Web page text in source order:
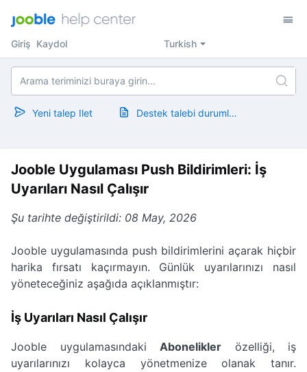
Turkish
Giriş Kaydol
Yeni talep Ilet Destek talebi durumlarını göster
Jooble Uygulaması Push Bildirimleri: İş
Uyarıları Nasıl Çalışır
Şu tarihte değiştirildi: 08 May, 2026
Jooble uygulamasında push bildirimlerini açarak hiçbir
harika fırsatı kaçırmayın. Günlük uyarılarınızı nasıl
yöneteceğiniz aşağıda açıklanmıştır:
İş Uyarıları Nasıl Çalışır
Jooble uygulamasındaki Abonelikler özelliği, iş
uyarılarınızı kolayca yönetmenize olanak tanır.